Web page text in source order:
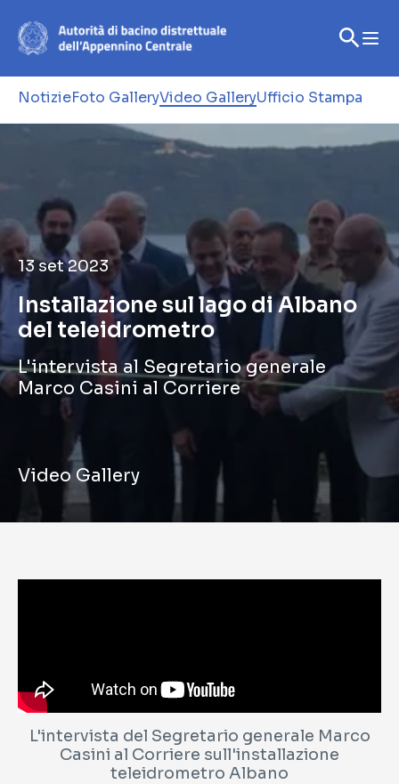
NotizieFoto GalleryVideo GalleryUfficio Stampa
13 set 2023
Installazione sul lago di Albano
del teleidrometro
L'intervista al Segretario generale
Marco Casini al Corriere
Video Gallery
L'intervista del Segretario generale Marco
Casini al Corriere sull'installazione
teleidrometro Albano